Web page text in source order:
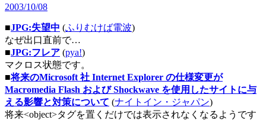
2003/10/08
■JPG:失望中 (ふりむけば電波)
なぜ出口直前で…
■JPG:フレア (pya!)
マクロス状態です。
■将来のMicrosoft 社 Internet Explorer の仕様変更が
Macromedia Flash および Shockwave を使用したサイトに与
える影響と対策について (ナイトイン・ジャパン)
将来<object>タグを置くだけでは表示されなくなるようです